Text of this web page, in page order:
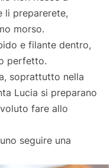
li preparerete,
morso.
e filante dentro,
perfetto.
soprattutto nella
Lucia si preparano
fare allo
seguire una